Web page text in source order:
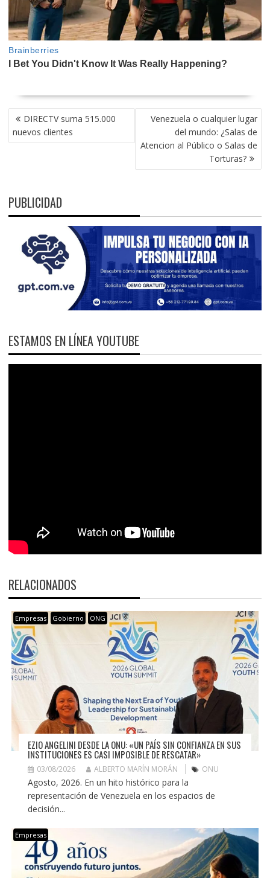
NAVEGACIÓN
DE
ENTRADAS
DIRECTV suma 515.000
nuevos clientes
Venezuela o cualquier lugar
del mundo: ¿Salas de
Atencion al Público o Salas de
Torturas?
PUBLICIDAD
ESTAMOS EN LÍNEA YOUTUBE
RELACIONADOS
Empresas Gobierno ONG
EZIO ANGELINI DESDE LA ONU: «UN PAÍS SIN CONFIANZA EN SUS
INSTITUCIONES ES CASI IMPOSIBLE DE RESCATAR»
03/08/2026 ALBERTO MARÍN MORÁN ONU
Agosto, 2026. En un hito histórico para la
representación de Venezuela en los espacios de
decisión...
Empresas